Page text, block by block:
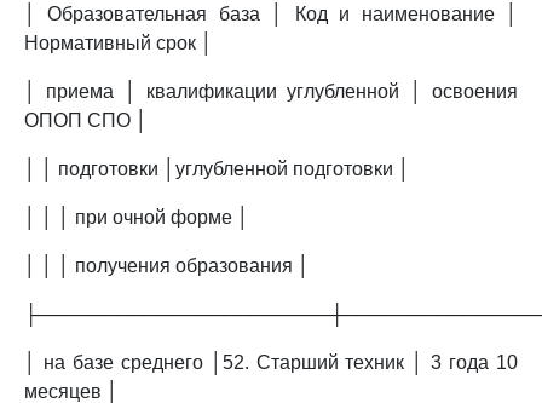
│ Образовательная база │ Код и наименование │
Нормативный срок │
│ приема │ квалификации углубленной │ освоения
ОПОП СПО │
│ │ подготовки │углубленной подготовки │
│ │ │ при очной форме │
│ │ │ получения образования │
│ на базе среднего │52. Старший техник │ 3 года 10
месяцев │